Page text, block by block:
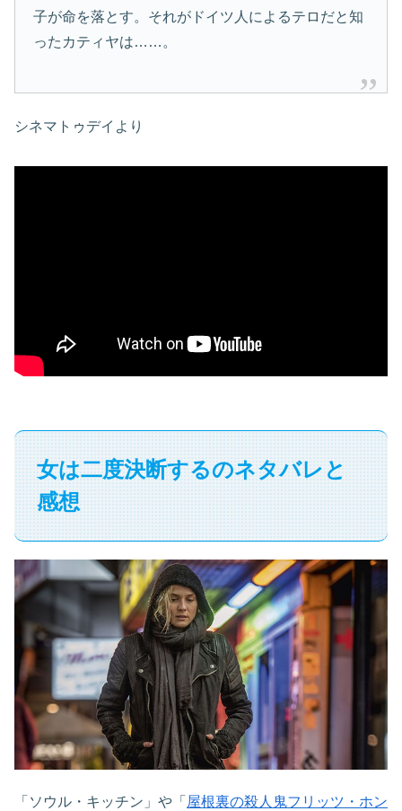
子が命を落とす。それがドイツ人によるテロだと知
ったカティヤは……。
シネマトゥデイより
女は二度決断するのネタバレと
感想
「ソウル・キッチン」や「 屋根裏の殺人鬼フリッツ・ホン